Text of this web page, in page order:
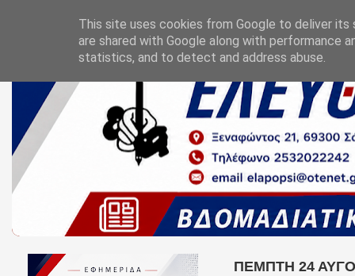
ΠΈΜΠΤΗ 24
This site uses cookies from Google to deliver its
are shared with Google along with performance
statistics, and to detect and address abuse.